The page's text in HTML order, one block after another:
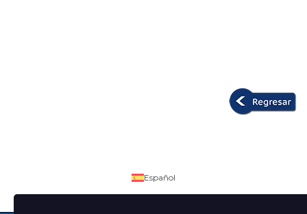
Español